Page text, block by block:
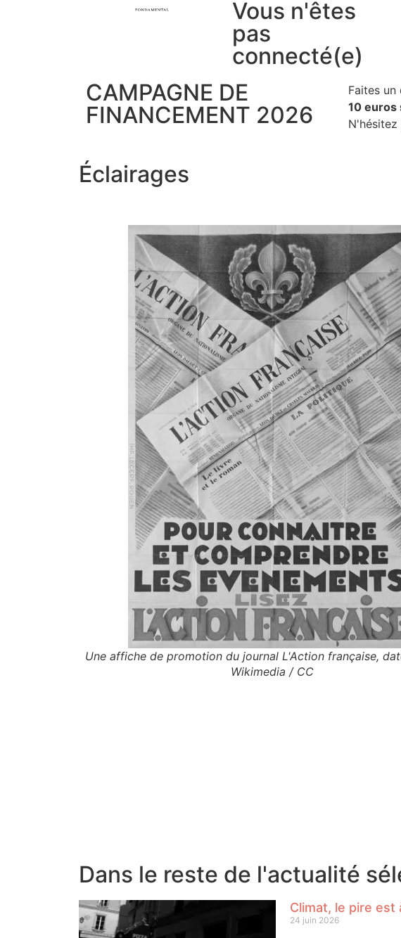
Vous n'êtes
pas
connecté(e)
CAMPAGNE DE
FINANCEMENT 2026
Faites un
10
N'hésitez
Éclairages
Une affiche de promotion du journal L'Action française,
Wikimedia / CC
Dans le reste de l'actualité
Climat, le pire est
24 juin 2026